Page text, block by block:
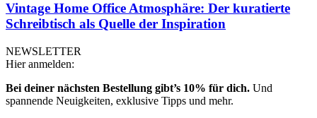
Vintage Home Office Atmosphäre: Der kuratierte
Schreibtisch als Quelle der Inspiration
NEWSLETTER
Hier anmelden:
Bei deiner nächsten Bestellung gibt’s 10% für dich. Und
spannende Neuigkeiten, exklusive Tipps und mehr.